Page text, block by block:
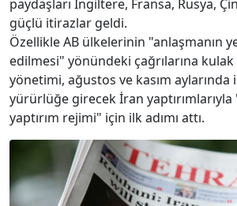
paydaşları İngiltere, Fransa, Rusya,
güçlü itirazlar geldi.
Özellikle AB ülkelerinin "anlaşmanın
edilmesi" yönündeki çağrılarına kulak
yönetimi, ağustos ve kasım
yürürlüğe girecek İran
yaptırım rejimi" için ilk adımı attı.